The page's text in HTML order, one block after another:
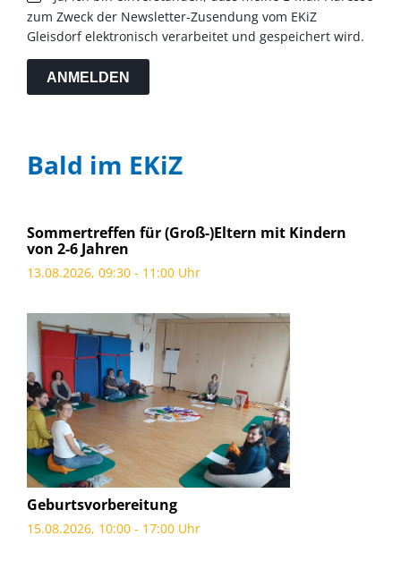
zum Zweck der Newsletter-Zusendung vom EKiZ
Gleisdorf elektronisch verarbeitet und gespeichert wird.
ANMELDEN
Bald im EKiZ
Sommertreffen für (Groß-)Eltern mit Kindern
von 2-6 Jahren
13.08.2026, 09:30 - 11:00 Uhr
Geburtsvorbereitung
15.08.2026, 10:00 - 17:00 Uhr